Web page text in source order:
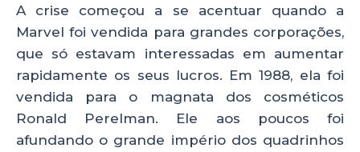
A crise começou a se acentuar quando a
Marvel foi vendida para grandes corporações,
que só estavam interessadas em aumentar
rapidamente os seus lucros. Em 1988, ela foi
vendida para o magnata dos cosméticos
Ronald Perelman. Ele aos poucos foi
afundando o grande império dos quadrinhos